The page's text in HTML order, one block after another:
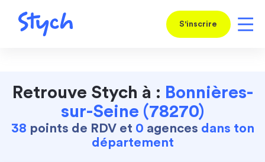
S'inscrire
Retrouve Stych à : Bonnières-
sur-Seine (78270)
38 points de RDV et 0 agences dans ton
département